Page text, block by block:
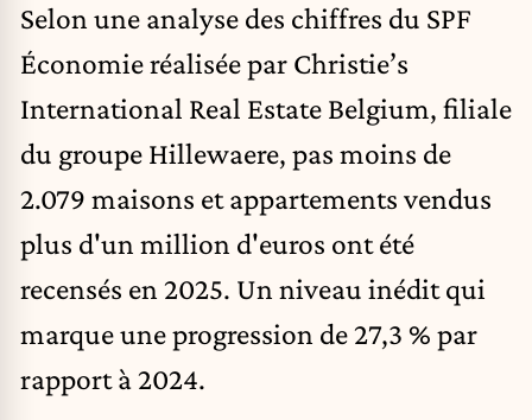
Selon une analyse des chiffres du SPF
Économie réalisée par Christie’s
International Real Estate Belgium, filiale
du groupe Hillewaere, pas moins de
2.079 maisons et appartements vendus
plus d'un million d'euros ont été
recensés en 2025. Un niveau inédit qui
marque une progression de 27,3 % par
rapport à 2024.